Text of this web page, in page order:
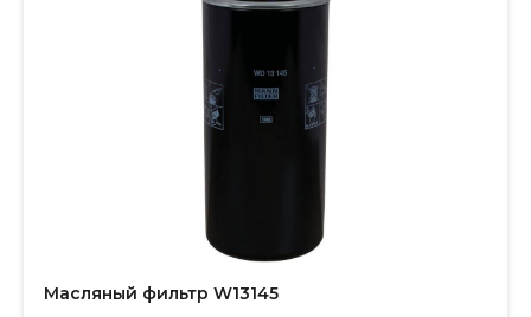
Масляный фильтр W13145